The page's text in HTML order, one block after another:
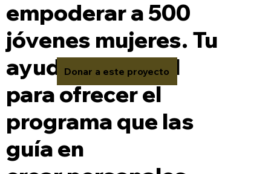
empoderar a 500
jóvenes mujeres. Tu
ayuda es crucial
para ofrecer el
programa que las
guía en
Donar a este proyecto